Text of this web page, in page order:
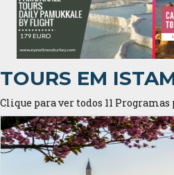
TOURS EM
Clique para ver todos 11 Programas